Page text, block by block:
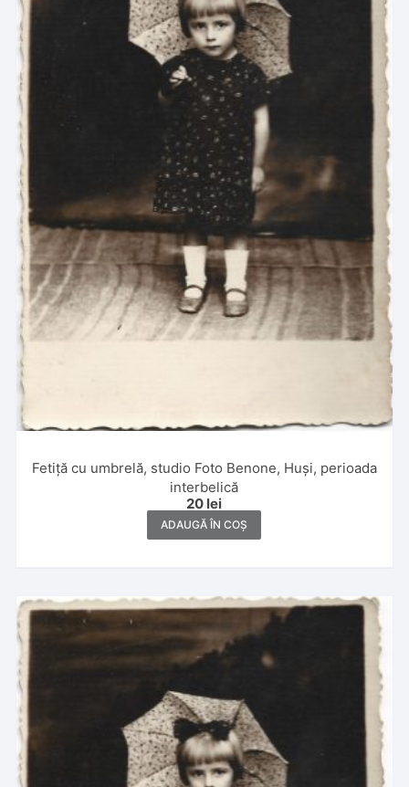
Fetiță cu umbrelă, studio Foto Benone, Huși, perioada
interbelică
20 lei
ADAUGĂ ÎN COȘ